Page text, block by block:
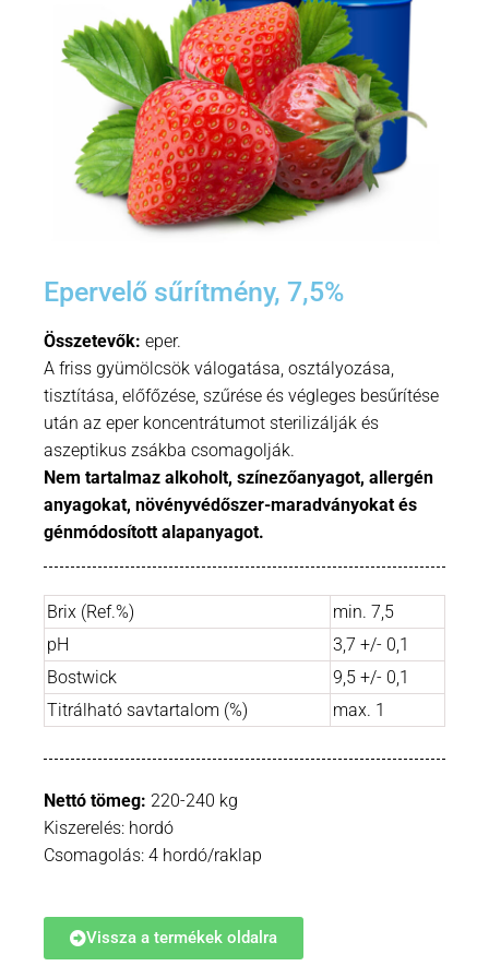
Epervelő sűrítmény, 7,5%
Összetevők: eper.
A friss gyümölcsök válogatása, osztályozása,
tisztítása, előfőzése, szűrése és végleges besűrítése
után az eper koncentrátumot sterilizálják és
aszeptikus zsákba csomagolják.
Nem tartalmaz alkoholt, színezőanyagot, allergén
anyagokat, növényvédőszer-maradványokat és
génmódosított alapanyagot.
Brix (Ref.%)
min. 7,5
pH
3,7 +/- 0,1
Bostwick
9,5 +/- 0,1
Titrálható savtartalom (%)
max. 1
Nettó tömeg: 220-240 kg
Kiszerelés: hordó
Csomagolás: 4 hordó/raklap
Vissza a termékek oldalra